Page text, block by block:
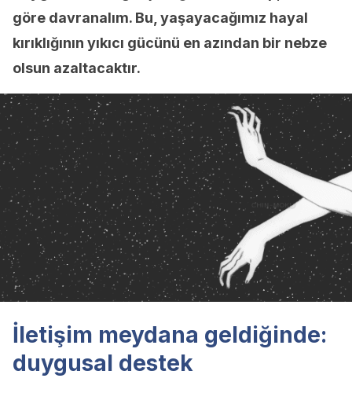
göre davranalım. Bu, yaşayacağımız hayal
kırıklığının yıkıcı gücünü en azından bir nebze
olsun azaltacaktır.
İletişim meydana geldiğinde:
duygusal destek